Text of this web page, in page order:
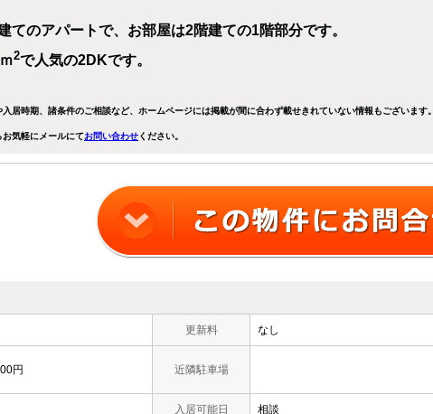
てのアパートで、お部屋は2階建ての1階部分です。
2で人気の2DKです。
居時期、諸条件のご相談など、ホームページには掲載が間に合わず載せきれていない情報もございます。
気軽にメールにてお問い合わせください。
更新料 なし
円 近隣駐車場
入居可能日 相談